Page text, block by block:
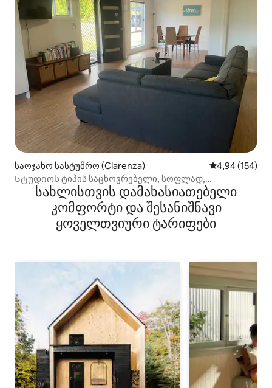
საოჯახო სასტუმრო (Clarenza) საშუალო
4,94 (154)
Სტუდიოს ტიპის საცხოვრებელი, სოფლად,
გრაფტონთან ახლოს
სახლისთვის დამახასიათებელი
კომფორტი და შესანიშნავი
ყოველთვიური ტარიფები